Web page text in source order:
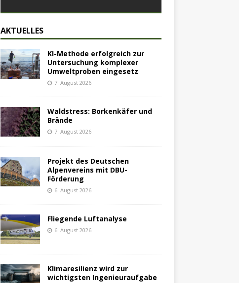
AKTUELLES
KI-Methode erfolgreich zur
Untersuchung komplexer
Umweltproben eingesetz
7. August 2026
Waldstress: Borkenkäfer und
Brände
7. August 2026
Projekt des Deutschen
Alpenvereins mit DBU-
Förderung
6. August 2026
Fliegende Luftanalyse
6. August 2026
Klimaresilienz wird zur
wichtigsten Ingenieuraufgabe